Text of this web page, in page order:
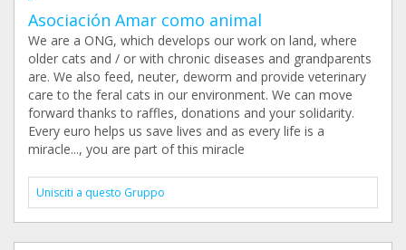
Asociación Amar como animal
We are a ONG, which develops our work on land, where
older cats and / or with chronic diseases and grandparents
are. We also feed, neuter, deworm and provide veterinary
care to the feral cats in our environment. We can move
forward thanks to raffles, donations and your solidarity.
Every euro helps us save lives and as every life is a
miracle..., you are part of this miracle
Unisciti a questo Gruppo